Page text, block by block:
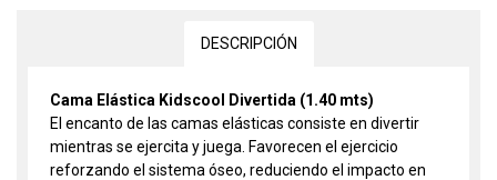
DESCRIPCIÓN
Cama Elástica Kidscool Divertida (1.40 mts)
El encanto de las camas elásticas consiste en divertir
mientras se ejercita y juega. Favorecen el ejercicio
reforzando el sistema óseo, reduciendo el impacto en